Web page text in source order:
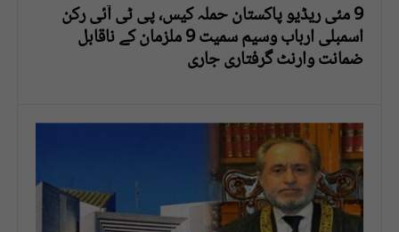
9 مئی ریڈیو پاکستان حملہ کیس، پی ٹی آئی رکن
اسمبلی ارباب وسیم سمیت 9 ملزمان کے ناقابل
ضمانت وارنٹ گرفتاری جاری